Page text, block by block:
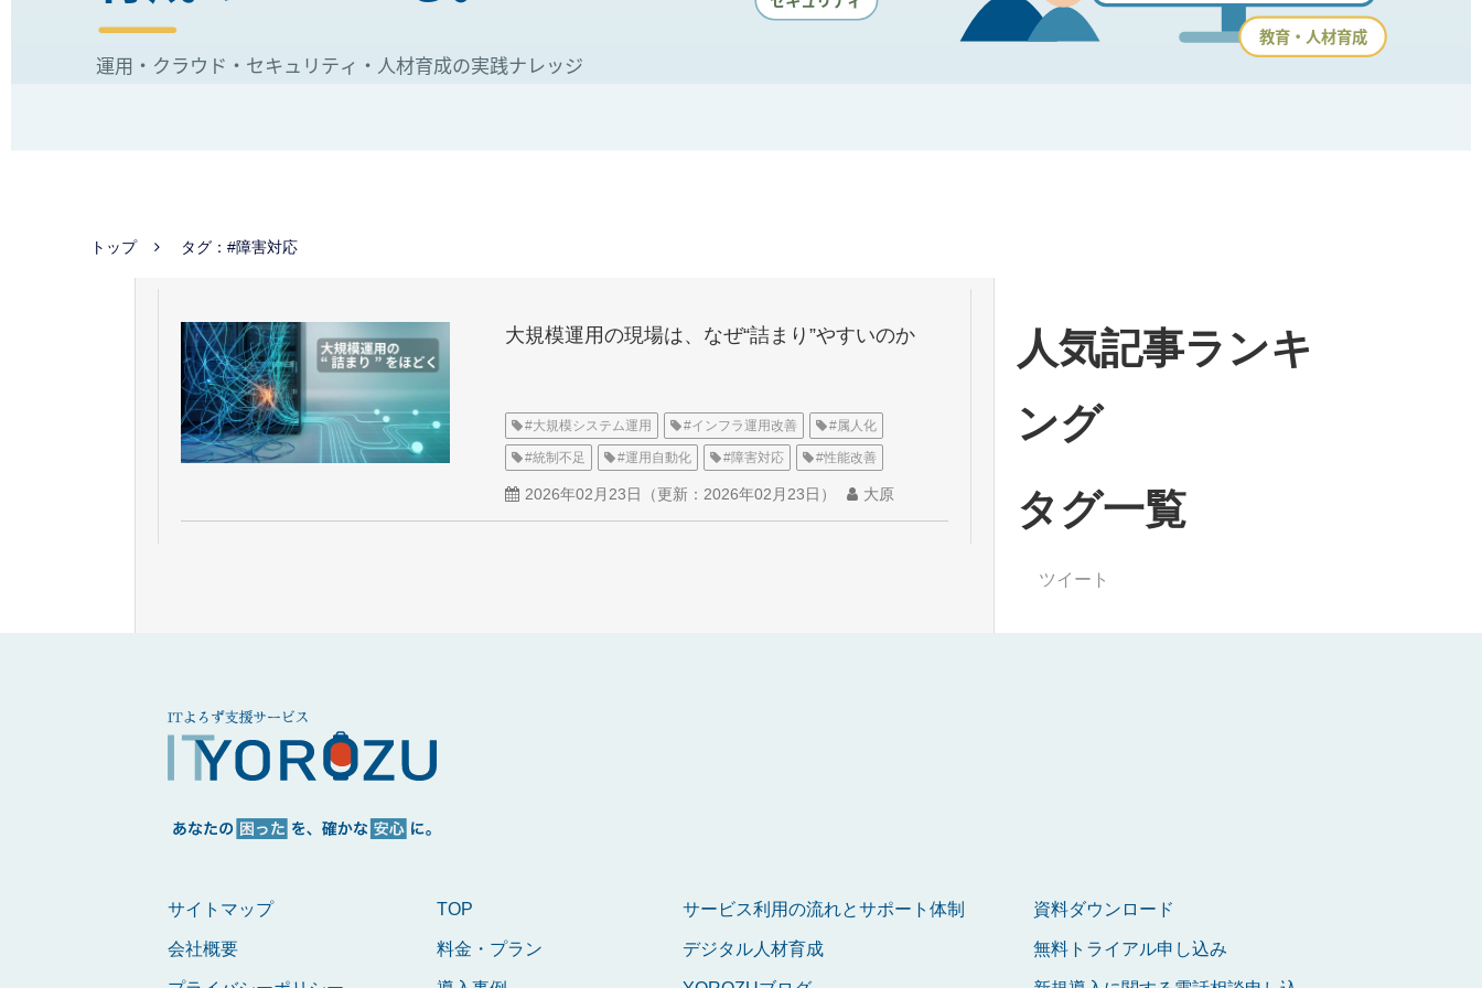
トップ タグ：#障害対応
大規模運用の現場は、なぜ“詰まり”やすいのか
#大規模システム運用 #インフラ運用改善 #属人化
#統制不足 #運用自動化 #障害対応 #性能改善
#基盤更改 #運用標準化 #運用リスク
2026年02月23日 （更新： 2026年02月23日 ） 大原
人気記事ランキ
ング
タグ一覧
ツイート
サイトマップ
会社概要
TOP
料金・プラン
サービス利用の流れとサポート体制
デジタル人材育成
資料ダウンロード
無料トライアル申し込み